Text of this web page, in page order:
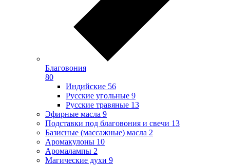
Благовония
80
Индийские 56
Русские угольные 9
Русские травяные 13
Эфирные масла 9
Подставки под благовония и свечи 13
Базисные (массажные) масла 2
Аромакулоны 10
Аромалампы 2
Магические духи 9